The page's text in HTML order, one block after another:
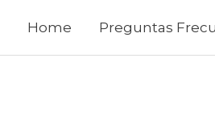
Home Preguntas